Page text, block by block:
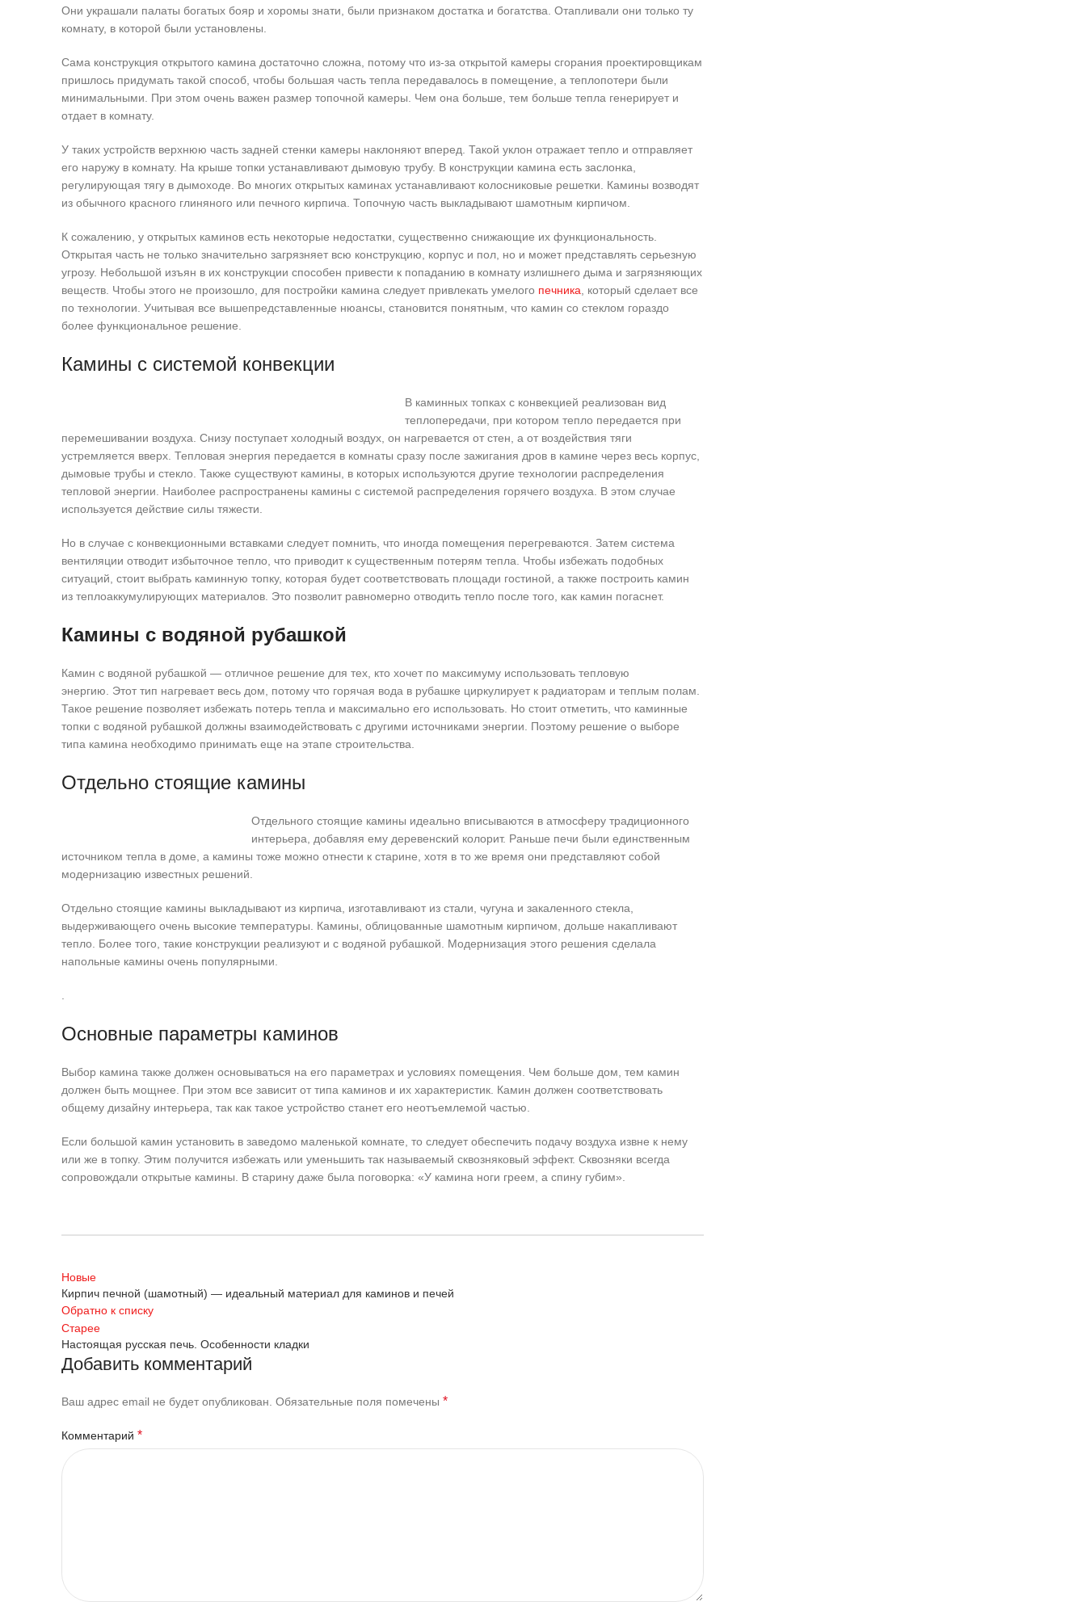
Они украшали палаты богатых бояр и хоромы знати, были признаком достатка и богатства. Отапливали они только ту
комнату, в которой были установлены.
Сама конструкция открытого камина достаточно сложна, потому что из-за открытой камеры сгорания проектировщикам
пришлось придумать такой способ, чтобы большая часть тепла передавалось в помещение, а теплопотери были
минимальными. При этом очень важен размер топочной камеры. Чем она больше, тем больше тепла генерирует и
отдает в комнату.
У таких устройств верхнюю часть задней стенки камеры наклоняют вперед. Такой уклон отражает тепло и отправляет
его наружу в комнату. На крыше топки устанавливают дымовую трубу. В конструкции камина есть заслонка,
регулирующая тягу в дымоходе. Во многих открытых каминах устанавливают колосниковые решетки. Камины возводят
из обычного красного глиняного или печного кирпича. Топочную часть выкладывают шамотным кирпичом.
К сожалению, у открытых каминов есть некоторые недостатки, существенно снижающие их функциональность.
Открытая часть не только значительно загрязняет всю конструкцию, корпус и пол, но и может представлять серьезную
угрозу. Небольшой изъян в их конструкции способен привести к попаданию в комнату излишнего дыма и загрязняющих
веществ. Чтобы этого не произошло, для постройки камина следует привлекать умелого печника , который сделает все
по технологии. Учитывая все вышепредставленные нюансы, становится понятным, что камин со стеклом гораздо
более функциональное решение.
Камины с системой конвекции
В каминных топках с конвекцией реализован вид
теплопередачи, при котором тепло передается при
перемешивании воздуха. Снизу поступает холодный воздух, он нагревается от стен, а от воздействия тяги
устремляется вверх. Тепловая энергия передается в комнаты сразу после зажигания дров в камине через весь корпус,
дымовые трубы и стекло. Также существуют камины, в которых используются другие технологии распределения
тепловой энергии. Наиболее распространены камины с системой распределения горячего воздуха. В этом случае
используется действие силы тяжести.
Но в случае с конвекционными вставками следует помнить, что иногда помещения перегреваются. Затем система
вентиляции отводит избыточное тепло, что приводит к существенным потерям тепла. Чтобы избежать подобных
ситуаций, стоит выбрать каминную топку, которая будет соответствовать площади гостиной, а также построить камин
из теплоаккумулирующих материалов. Это позволит равномерно отводить тепло после того, как камин погаснет.
Камины с водяной рубашкой
Камин с водяной рубашкой — отличное решение для тех, кто хочет по максимуму использовать тепловую
энергию. Этот тип нагревает весь дом, потому что горячая вода в рубашке циркулирует к радиаторам и теплым полам.
Такое решение позволяет избежать потерь тепла и максимально его использовать. Но стоит отметить, что каминные
топки с водяной рубашкой должны взаимодействовать с другими источниками энергии. Поэтому решение о выборе
типа камина необходимо принимать еще на этапе строительства.
Отдельно стоящие камины
Отдельного стоящие камины идеально вписываются в атмосферу традиционного
интерьера, добавляя ему деревенский колорит. Раньше печи были единственным
источником тепла в доме, а камины тоже можно отнести к старине, хотя в то же время они представляют собой
модернизацию известных решений.
Отдельно стоящие камины выкладывают из кирпича, изготавливают из стали, чугуна и закаленного стекла,
выдерживающего очень высокие температуры. Камины, облицованные шамотным кирпичом, дольше накапливают
тепло. Более того, такие конструкции реализуют и с водяной рубашкой. Модернизация этого решения сделала
напольные камины очень популярными.
Основные параметры каминов
Выбор камина также должен основываться на его параметрах и условиях помещения. Чем больше дом, тем камин
должен быть мощнее. При этом все зависит от типа каминов и их характеристик. Камин должен соответствовать
общему дизайну интерьера, так как такое устройство станет его неотъемлемой частью.
Если большой камин установить в заведомо маленькой комнате, то следует обеспечить подачу воздуха извне к нему
или же в топку. Этим получится избежать или уменьшить так называемый сквозняковый эффект. Сквозняки всегда
сопровождали открытые камины. В старину даже была поговорка: «У камина ноги греем, а спину губим».
Новые
Кирпич печной (шамотный) — идеальный материал для каминов и печей
Обратно к списку
Старее
Настоящая русская печь. Особенности кладки
Добавить комментарий
Ваш адрес email не будет опубликован. Обязательные поля помечены *
Комментарий *